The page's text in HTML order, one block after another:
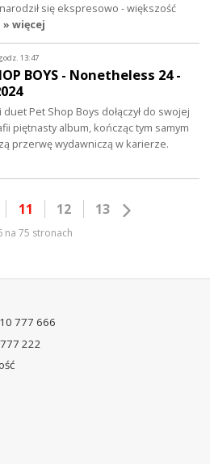
się ekspresowo - większość
» więcej
13:47
BOYS - Nonetheless 24 -
Pet Shop Boys dołączył do swojej
piętnasty album, kończąc tym samym
przerwę wydawniczą w karierze.
11 12 13
na 75 stronach
777 666
222